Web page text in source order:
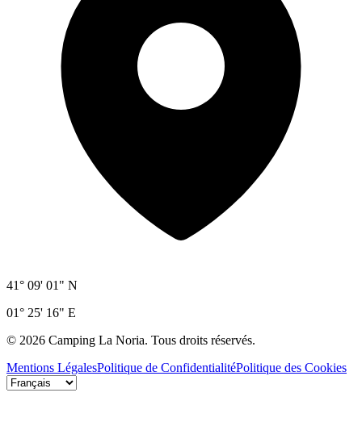
41° 09' 01" N
01° 25' 16" E
© 2026 Camping La Noria. Tous droits réservés.
Mentions LégalesPolitique de ConfidentialitéPolitique des Cookies